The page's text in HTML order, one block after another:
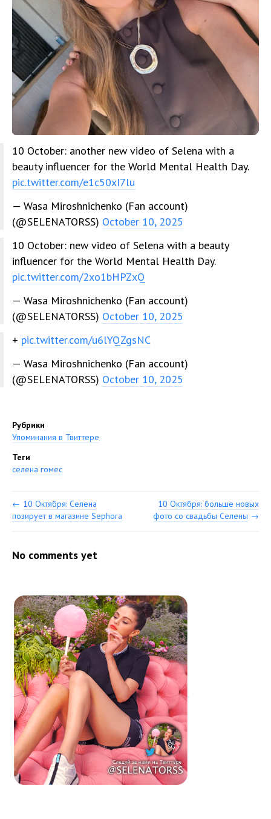
10 October: another new video of Selena with a
beauty influencer for the World Mental Health Day.
pic.twitter.com/e1c50xI7lu
— Wasa Miroshnichenko (Fan account)
(@SELENATORSS) October 10, 2025
10 October: new video of Selena with a beauty
influencer for the World Mental Health Day.
pic.twitter.com/2xo1bHPZxQ
— Wasa Miroshnichenko (Fan account)
(@SELENATORSS) October 10, 2025
+ pic.twitter.com/u6lYQZgsNC
— Wasa Miroshnichenko (Fan account)
(@SELENATORSS) October 10, 2025
Рубрики
Упоминания в Твиттере
Теги
селена гомес
← 10 Октября: Селена
позирует в магазине Sephora
10 Октября: больше новых
фото со свадьбы Селены →
No comments yet